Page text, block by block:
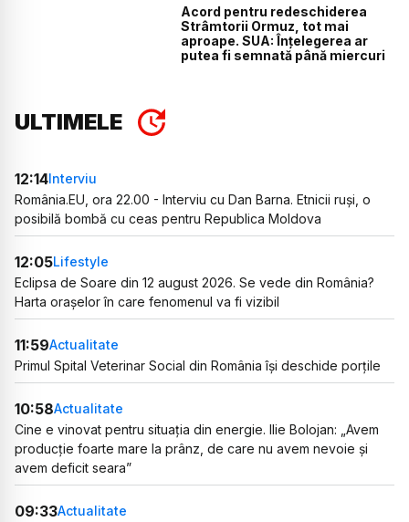
Acord pentru redeschiderea
Strâmtorii Ormuz, tot mai
aproape. SUA: Înțelegerea ar
putea fi semnată până miercuri
ULTIMELE
12:14Interviu
România.EU, ora 22.00 - Interviu cu Dan Barna. Etnicii ruși, o
posibilă bombă cu ceas pentru Republica Moldova
12:05Lifestyle
Eclipsa de Soare din 12 august 2026. Se vede din România?
Harta orașelor în care fenomenul va fi vizibil
11:59Actualitate
Primul Spital Veterinar Social din România își deschide porțile
10:58Actualitate
Cine e vinovat pentru situația din energie. Ilie Bolojan: „Avem
producție foarte mare la prânz, de care nu avem nevoie și
avem deficit seara”
09:33Actualitate